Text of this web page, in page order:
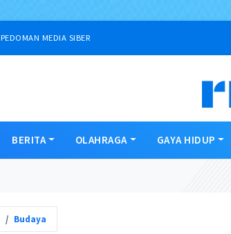
PEDOMAN MEDIA SIBER
BERITA OLAHRAGA GAYA HIDUP
Budaya